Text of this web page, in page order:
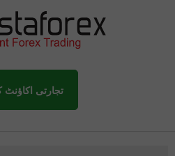
تجارتی اکاؤنٹ